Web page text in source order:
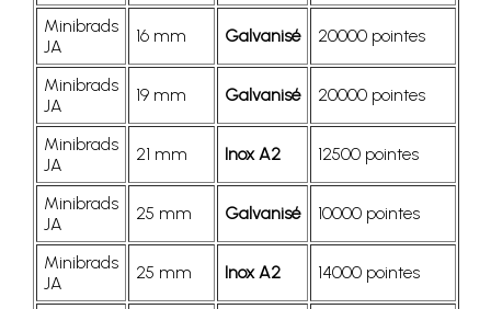
Minibrads
JA
16 mm Galvanisé 20000 pointes
Minibrads
JA
19 mm Galvanisé 20000 pointes
Minibrads
JA
21 mm Inox A2 12500 pointes
Minibrads
JA
25 mm Galvanisé 10000 pointes
Minibrads
JA
25 mm Inox A2 14000 pointes